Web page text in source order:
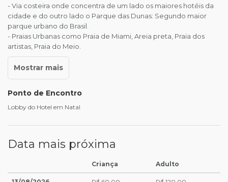
- Via costeira onde concentra de um lado os maiores hotéis da
cidade e do outro lado o Parque das Dunas: Segundo maior
parque urbano do Brasil.
- Praias Urbanas como Praia de Miami, Areia preta, Praia dos
artistas, Praia do Meio.
Ponto de Encontro
Lobby do Hotel em Natal
Data mais próxima
Criança Adulto